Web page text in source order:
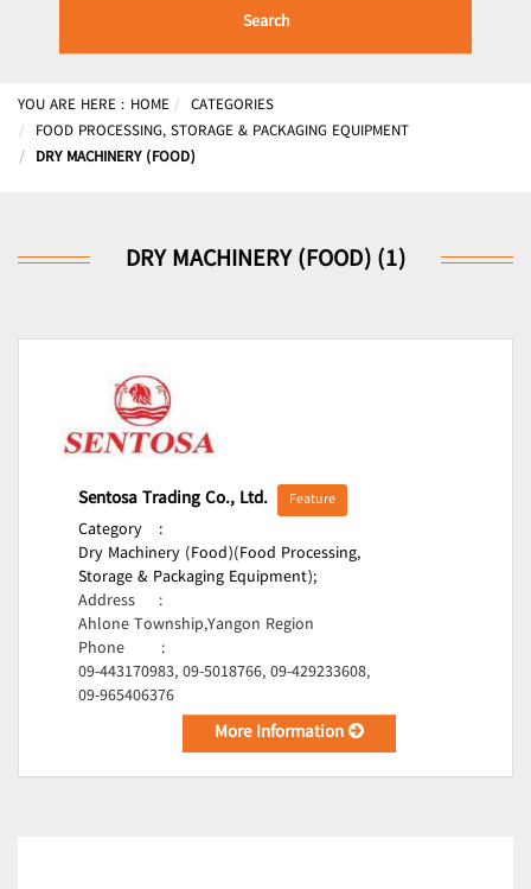
Search
YOU ARE HERE : HOME
CATEGORIES
FOOD PROCESSING, STORAGE & PACKAGING EQUIPMENT
DRY MACHINERY (FOOD)
DRY MACHINERY (FOOD) (1)
Sentosa Trading Co., Ltd. Feature
Category
:
Dry Machinery (Food)(Food Processing,
Storage & Packaging Equipment);
Address
:
Ahlone Township,Yangon Region
Phone
:
09-443170983, 09-5018766, 09-429233608,
09-965406376
More Information